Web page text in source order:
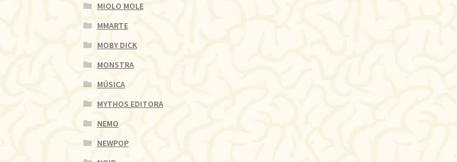
MIOLO MOLE
MMARTE
MOBY DICK
MONSTRA
MÚSICA
MYTHOS EDITORA
NEMO
NEWPOP